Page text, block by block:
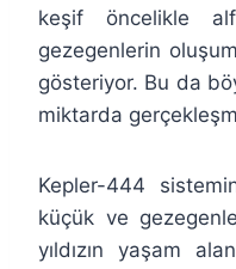
keşif öncelikle
gezegenlerin
gösteriyor. Bu da
miktarda
Kepler-444
küçük ve
yıldızın yaşam